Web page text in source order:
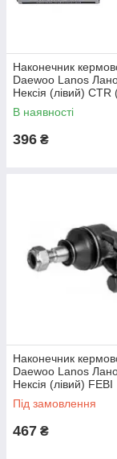
Наконечник
Daewoo Lanos
Нексія (лівий) CTR
CEKD-1L
В наявності
396 ₴
Наконечник
Daewoo Lanos
Нексія (лівий) FEBI
Під замовлення
467 ₴